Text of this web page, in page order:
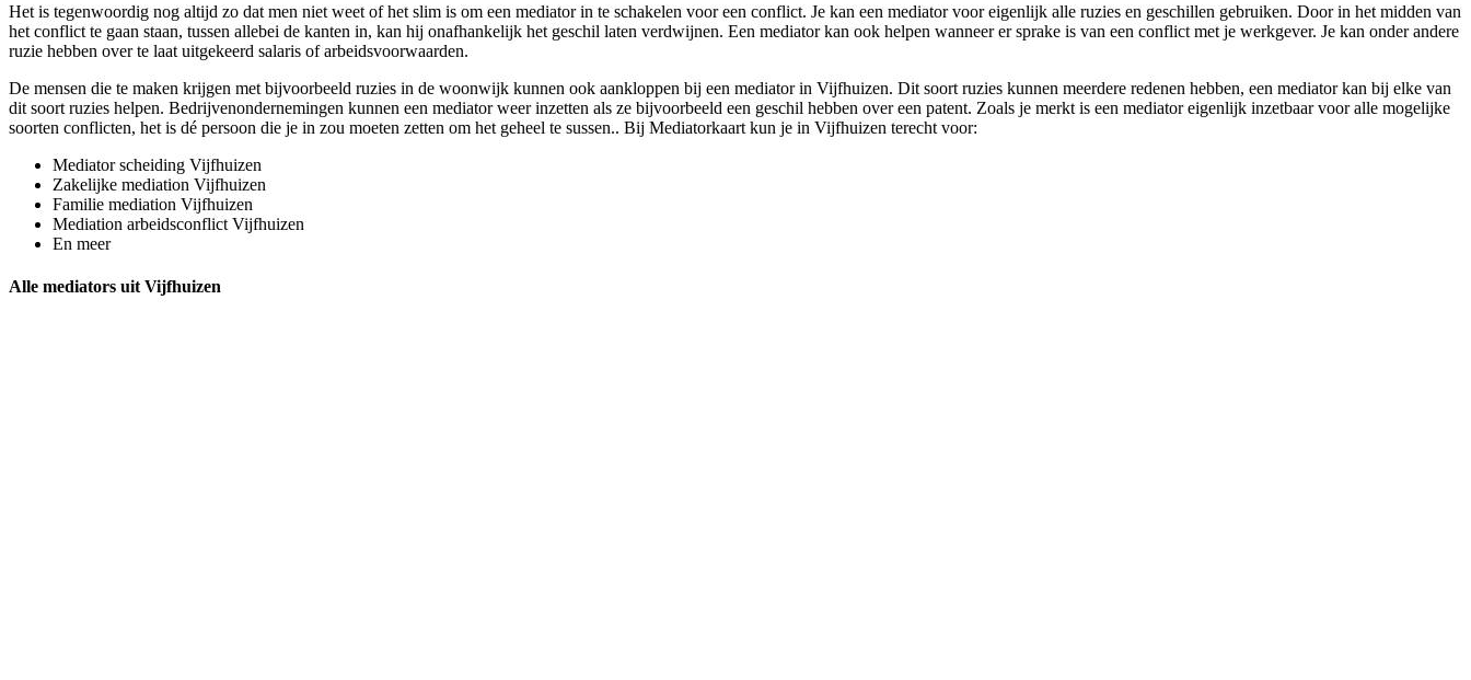
Het is tegenwoordig nog altijd zo dat men niet weet of het slim is om een mediator in te schakelen voor een conflict. Je kan een mediator voor eigenlijk alle ruzies en geschillen gebruiken. Door in het midden van
het conflict te gaan staan, tussen allebei de kanten in, kan hij onafhankelijk het geschil laten verdwijnen. Een mediator kan ook helpen wanneer er sprake is van een conflict met je werkgever. Je kan onder andere
ruzie hebben over te laat uitgekeerd salaris of arbeidsvoorwaarden.
De mensen die te maken krijgen met bijvoorbeeld ruzies in de woonwijk kunnen ook aankloppen bij een mediator in Vijfhuizen. Dit soort ruzies kunnen meerdere redenen hebben, een mediator kan bij elke van
dit soort ruzies helpen. Bedrijvenondernemingen kunnen een mediator weer inzetten als ze bijvoorbeeld een geschil hebben over een patent. Zoals je merkt is een mediator eigenlijk inzetbaar voor alle mogelijke
soorten conflicten, het is dé persoon die je in zou moeten zetten om het geheel te sussen.. Bij Mediatorkaart kun je in Vijfhuizen terecht voor:
Mediator scheiding Vijfhuizen
Zakelijke mediation Vijfhuizen
Familie mediation Vijfhuizen
Mediation arbeidsconflict Vijfhuizen
En meer
Alle mediators uit Vijfhuizen